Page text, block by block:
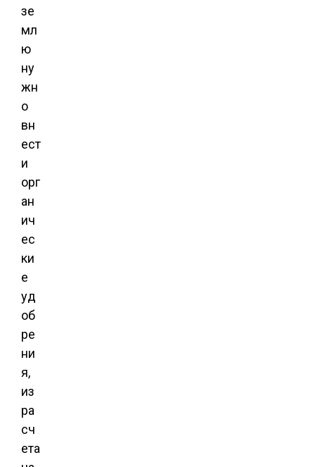
зе
мл
ю
ну
жн
о
вн
ест
и
орг
ан
ич
ес
ки
е
уд
об
ре
ни
я,
из
ра
сч
ета